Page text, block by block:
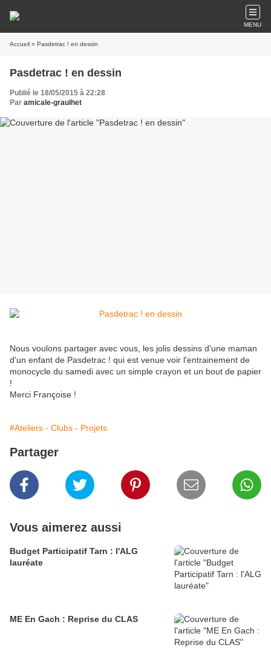
MENU
Accueil » Pasdetrac ! en dessin
Pasdetrac ! en dessin
Publié le 18/05/2015 à 22:28
Par amicale-graulhet
Nous voulons partager avec vous, les jolis dessins d'une maman
d'un enfant de Pasdetrac ! qui est venue voir l'entrainement de
monocycle du samedi avec un simple crayon et un bout de papier
!
Merci Françoise !
#Ateliers - Clubs - Projets
Partager
Vous aimerez aussi
Budget Participatif Tarn : l'ALG
lauréate
ME En Gach : Reprise du CLAS